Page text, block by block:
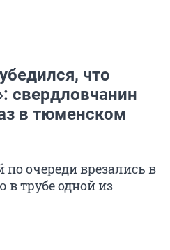
что
свердловчанин
в тюменском
очереди врезались в
в трубе одной из